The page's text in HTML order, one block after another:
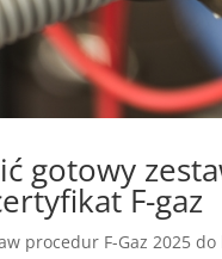
gotowy
F-gaz
procedur F-Gaz 2025